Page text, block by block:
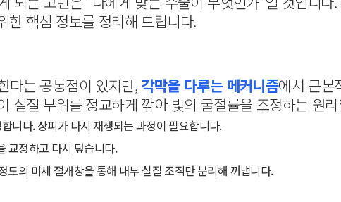
한 핵심 정보를 정리해 드립니다.
다는 공통점이 있지만, 각막을 다루는 메커니즘에서 근본
실질 부위를 정교하게 깎아 빛의 굴절률을 조정하는 원
니다. 상피가 다시 재생되는 과정이 필요합니다.
교정하고 다시 덮습니다.
의 미세 절개창을 통해 내부 실질 조직만 분리해 꺼냅니다.